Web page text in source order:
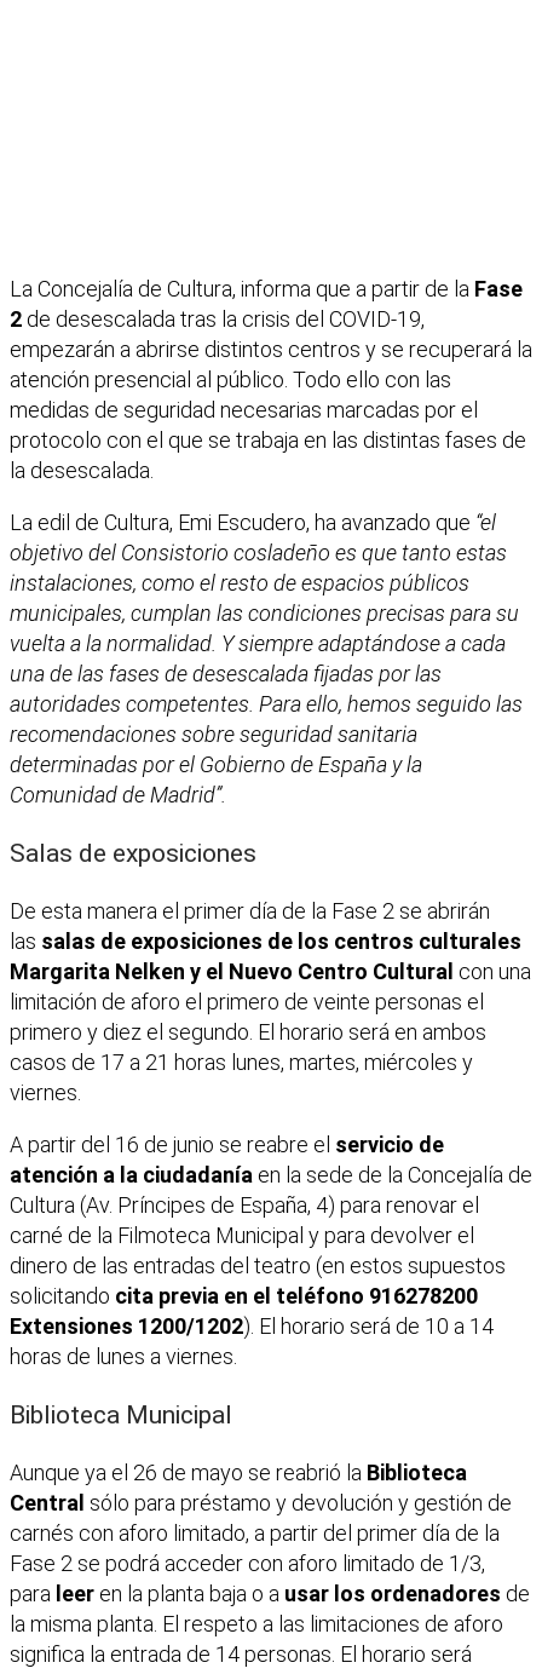
La Concejalía de Cultura, informa que a partir de la Fase
2 de desescalada tras la crisis del COVID-19,
empezarán a abrirse distintos centros y se recuperará la
atención presencial al público. Todo ello con las
medidas de seguridad necesarias marcadas por el
protocolo con el que se trabaja en las distintas fases de
la desescalada.
La edil de Cultura, Emi Escudero, ha avanzado que “el
objetivo del Consistorio cosladeño es que tanto estas
instalaciones, como el resto de espacios públicos
municipales, cumplan las condiciones precisas para su
vuelta a la normalidad. Y siempre adaptándose a cada
una de las fases de desescalada fijadas por las
autoridades competentes. Para ello, hemos seguido las
recomendaciones sobre seguridad sanitaria
determinadas por el Gobierno de España y la
Comunidad de Madrid”.
Salas de exposiciones
De esta manera el primer día de la Fase 2 se abrirán
las salas de exposiciones de los centros culturales
Margarita Nelken y el Nuevo Centro Cultural con una
limitación de aforo el primero de veinte personas el
primero y diez el segundo. El horario será en ambos
casos de 17 a 21 horas lunes, martes, miércoles y
viernes.
A partir del 16 de junio se reabre el servicio de
atención a la ciudadanía en la sede de la Concejalía de
Cultura (Av. Príncipes de España, 4) para renovar el
carné de la Filmoteca Municipal y para devolver el
dinero de las entradas del teatro (en estos supuestos
solicitando cita previa en el teléfono 916278200
Extensiones 1200/1202). El horario será de 10 a 14
horas de lunes a viernes.
Biblioteca Municipal
Aunque ya el 26 de mayo se reabrió la Biblioteca
Central sólo para préstamo y devolución y gestión de
carnés con aforo limitado, a partir del primer día de la
Fase 2 se podrá acceder con aforo limitado de 1/3,
para leer en la planta baja o a usar los ordenadores de
la misma planta. El respeto a las limitaciones de aforo
significa la entrada de 14 personas. El horario será